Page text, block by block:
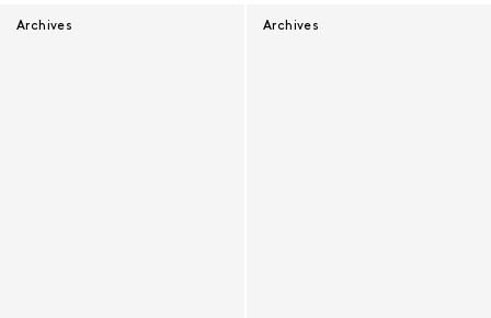
Archives Archives